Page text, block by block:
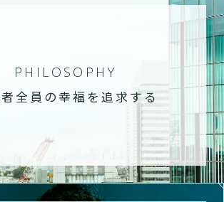
PHILOSOPHY
全員の幸福を追求する